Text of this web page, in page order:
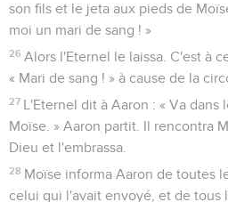
son fils et le jeta aux pieds de
moi un mari de sang ! »
26 Alors l'Eternel le laissa. C'est à
« Mari de sang ! » à cause de la
27 L'Eternel dit à Aaron : « Va dans
Moïse. » Aaron partit. Il rencontra
Dieu et l'embrassa.
28 Moïse informa Aaron de toutes
celui qui l'avait envoyé, et de tous